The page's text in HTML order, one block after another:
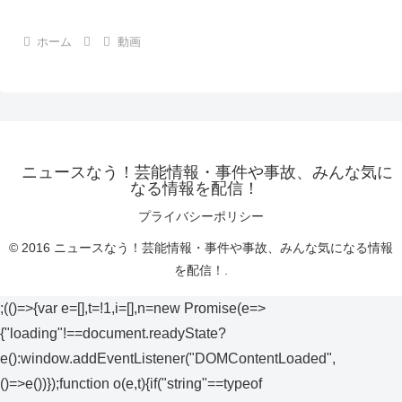
ホーム 動画
ニュースなう！芸能情報・事件や事故、みんな気に
なる情報を配信！
プライバシーポリシー
© 2016 ニュースなう！芸能情報・事件や事故、みんな気になる情報
を配信！.
;(()=>{var e=[],t=!1,i=[],n=new Promise(e=>
{"loading"!==document.readyState?
e():window.addEventListener("DOMContentLoaded",
()=>e())});function o(e,t){if("string"==typeof